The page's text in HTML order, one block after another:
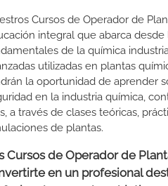
Cursos de Operador de
integral que abarca desde
de la química
utilizadas en plantas
la oportunidad de aprender
en la industria química,
a través de clases teóricas,
de plantas.
Cursos de Operador de
en un profesional